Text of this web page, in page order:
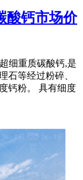
酸钙市场价
细重质碳酸钙,是
石等经过粉碎、
钙粉。 具有细度